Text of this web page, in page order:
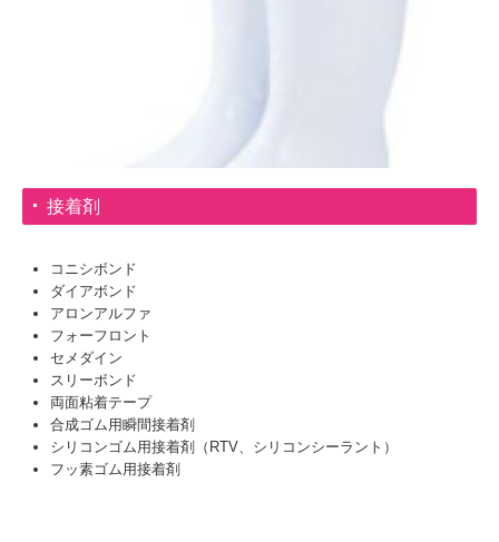
接着剤
コニシボンド
ダイアボンド
アロンアルファ
フォーフロント
セメダイン
スリーボンド
両面粘着テープ
合成ゴム用瞬間接着剤
シリコンゴム用接着剤（RTV、シリコンシーラント）
フッ素ゴム用接着剤